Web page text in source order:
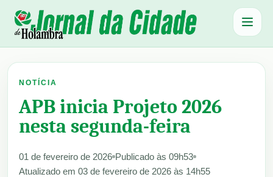
Abrir
NOTÍCIA
APB inicia Projeto 2026
nesta segunda-feira
01 de fevereiro de 2026 Publicado às 09h53
Atualizado em 03 de fevereiro de 2026 às 14h55